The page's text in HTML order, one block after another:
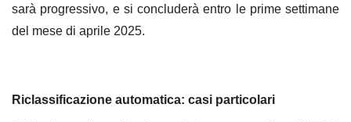
sarà progressivo, e si concluderà entro le prime settimane
del mese di aprile 2025.
Riclassificazione automatica: casi particolari